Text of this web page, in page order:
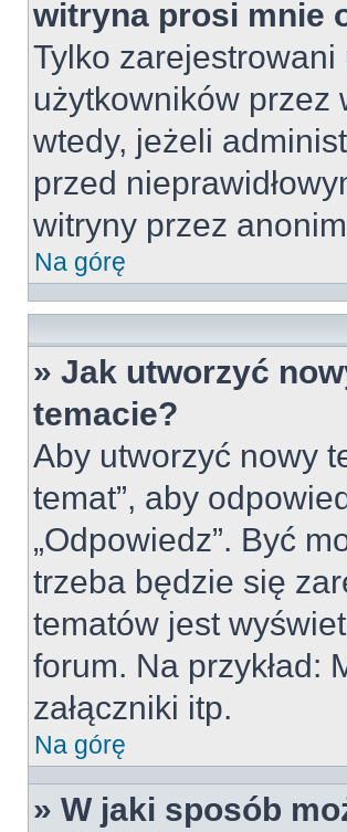
witryna prosi mnie
Tylko
użytkowników przez
wtedy, jeżeli
przed
witryny przez
Na górę
» Jak utworzyć
temacie?
Aby utworzyć nowy
temat”, aby
„Odpowiedz”. Być
trzeba będzie się
tematów jest
forum. Na przykład:
załączniki itp.
Na górę
» W jaki sposób